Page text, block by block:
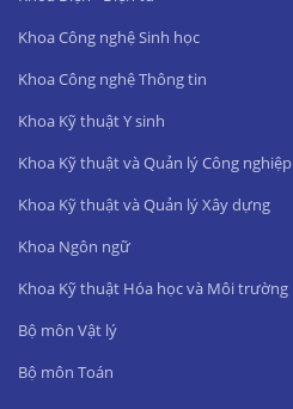
Khoa Công nghệ Sinh học
Khoa Công nghệ Thông tin
Khoa Kỹ thuật Y sinh
Khoa Kỹ thuật và Quản lý Công nghiệp
Khoa Kỹ thuật và Quản lý Xây dựng
Khoa Ngôn ngữ
Khoa Kỹ thuật Hóa học và Môi trường
Bộ môn Vật lý
Bộ môn Toán